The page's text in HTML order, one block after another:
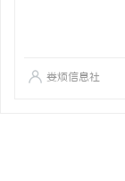
娄烦信息社